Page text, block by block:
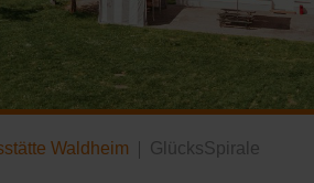
Waldheim GlücksSpirale